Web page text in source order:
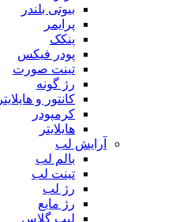
بیوتی بلندر
پرایمر
پنکک
پودر فیکس
تینت صورت
رژ گونه
کانتور و هایلایتر
کرمپودر
هایلایتر
آرایش لب
بالم لب
تینت لب
رژ لب
رژ مایع
لیپ گلاس